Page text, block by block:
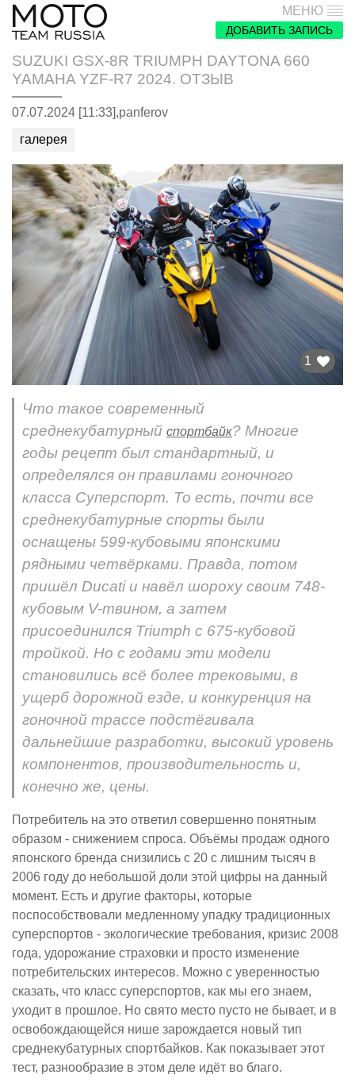
МЕНЮ
ДОБАВИТЬ ЗАПИСЬ
SUZUKI GSX-8R TRIUMPH DAYTONA 660
YAMAHA YZF-R7 2024. ОТЗЫВ
07.07.2024 [11:33],panferov
галерея
1
Что такое современный
среднекубатурный спортбайк? Многие
годы рецепт был стандартный, и
определялся он правилами гоночного
класса Суперспорт. То есть, почти все
среднекубатурные спорты были
оснащены 599-кубовыми японскими
рядными четвёрками. Правда, потом
пришёл Ducati и навёл шороху своим 748-
кубовым V-твином, а затем
присоединился Triumph с 675-кубовой
тройкой. Но с годами эти модели
становились всё более трековыми, в
ущерб дорожной езде, и конкуренция на
гоночной трассе подстёгивала
дальнейшие разработки, высокий уровень
компонентов, производительность и,
конечно же, цены.
Потребитель на это ответил совершенно понятным
образом - снижением спроса. Объёмы продаж одного
японского бренда снизились с 20 с лишним тысяч в
2006 году до небольшой доли этой цифры на данный
момент. Есть и другие факторы, которые
поспособствовали медленному упадку традиционных
суперспортов - экологические требования, кризис 2008
года, удорожание страховки и просто изменение
потребительских интересов. Можно с уверенностью
сказать, что класс суперспортов, как мы его знаем,
уходит в прошлое. Но свято место пусто не бывает, и в
освобождающейся нише зарождается новый тип
среднекубатурных спортбайков. Как показывает этот
тест, разнообразие в этом деле идёт во благо.